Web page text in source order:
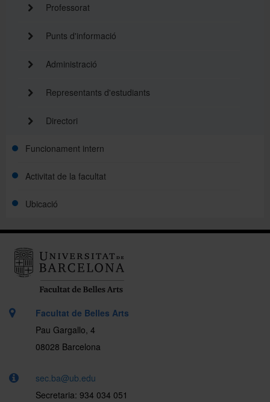
Professorat
Punts d'informació
Administració
Representants d'estudiants
Directori
Funcionament intern
Activitat de la facultat
Ubicació
Facultat de Belles Arts
Pau Gargallo, 4
08028 Barcelona
sec.ba@ub.edu
Secretaria: 934 034 051